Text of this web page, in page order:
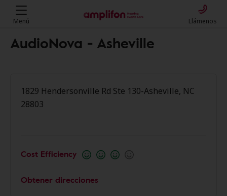
Menú Llámenos
AudioNova - Asheville
1829 Hendersonville Rd Ste 130-Asheville, NC
28803
Cost Efficiency
Obtener direcciones